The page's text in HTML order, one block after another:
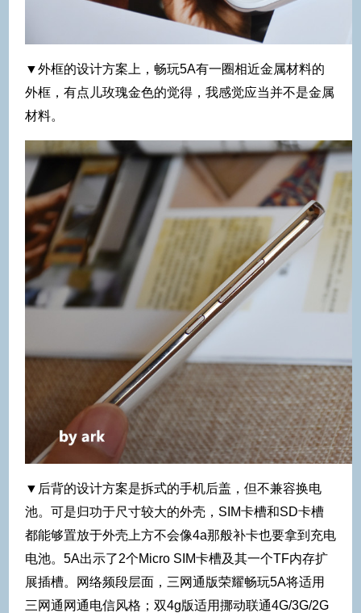
▼外框的设计方案上，畅玩5A有一圈相近金属材料的
外框，有点儿玫瑰金色的觉得，我感觉应当并不是金属
材料。
▼后背的设计方案是拆式的手机后盖，但不兼容换电
池。可是归功于尺寸较大的外壳，SIM卡槽和SD卡槽
都能够置放于外壳上方不会像4a那般补卡也要拿到充电
电池。5A出示了2个Micro SIM卡槽及其一个TF内存扩
展插槽。网络频段层面，三网通版荣耀畅玩5A将适用
三网通网通电信风格；双4g版适用挪动联通4G/3G/2G